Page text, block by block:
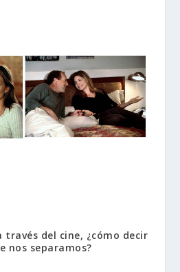
través del cine, ¿cómo decir
nos separamos?